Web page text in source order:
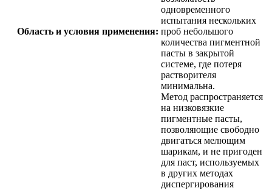
Область и условия применения:
одновременного
испытания нескольких
проб небольшого
количества пигментной
пасты в закрытой
системе, где потеря
растворителя
минимальна.
Метод распространяется
на низковязкие
пигментные пасты,
позволяющие свободно
двигаться мелющим
шарикам, и не пригоден
для паст, используемых
в других методах
диспергирования